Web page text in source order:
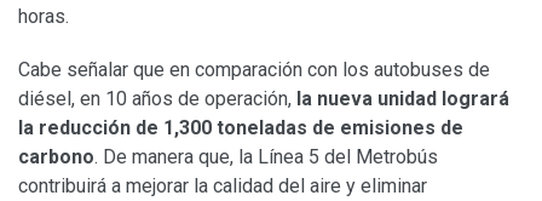
horas.
Cabe señalar que en comparación con los autobuses de
diésel, en 10 años de operación, la nueva unidad logrará
la reducción de 1,300 toneladas de emisiones de
carbono. De manera que, la Línea 5 del Metrobús
contribuirá a mejorar la calidad del aire y eliminar